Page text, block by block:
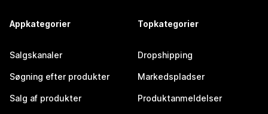
Appkategorier
Salgskanaler
Søgning efter produkter
Salg af produkter
Topkategorier
Dropshipping
Markedspladser
Produktanmeldelser